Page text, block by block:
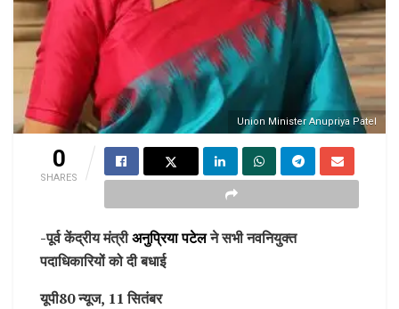
Union Minister Anupriya Patel
0
SHARES
-पूर्व केंद्रीय मंत्रीअनुप्रिया पटेलने सभी नवनियुक्त
पदाधिकारियों को दी बधाई
यूपी80 न्यूज, 11 सितंबर